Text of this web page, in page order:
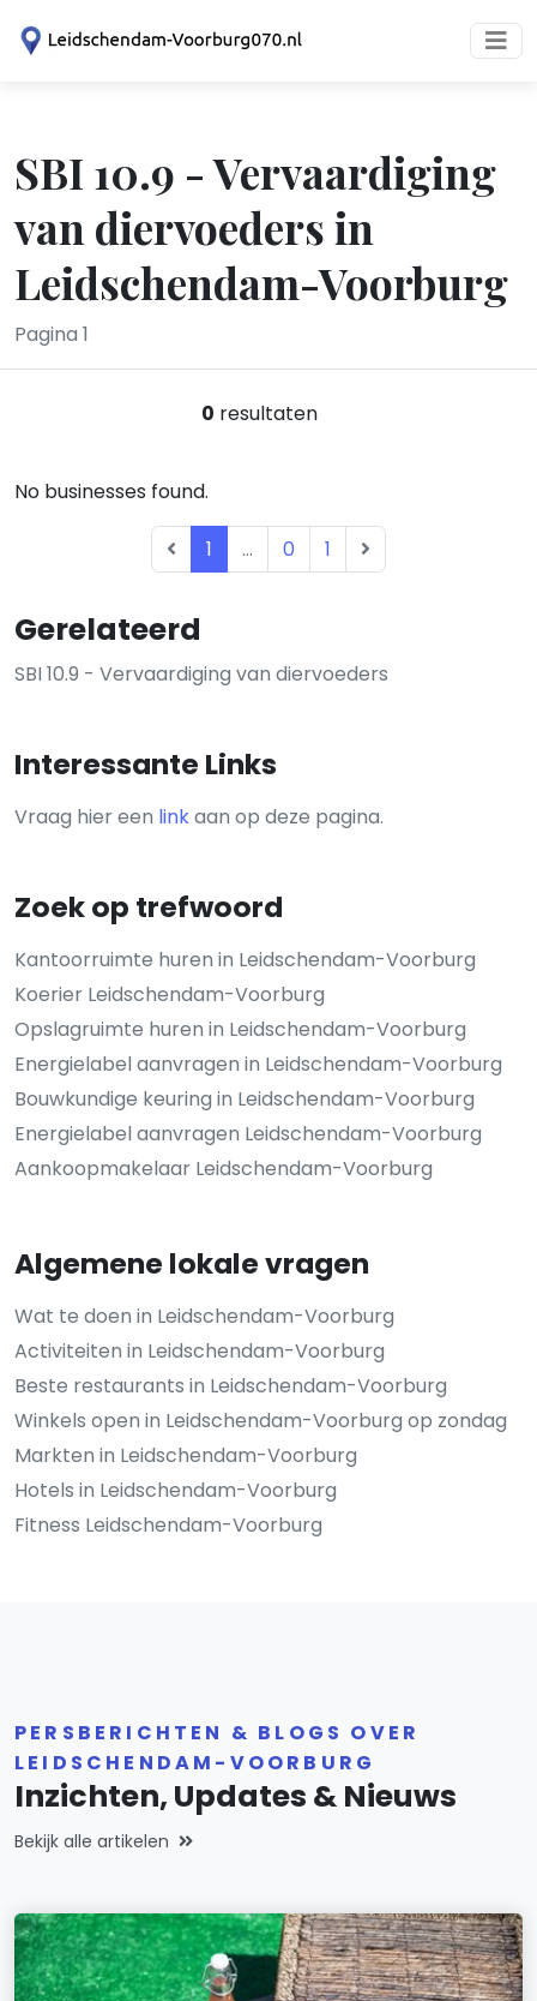
SBI 10.9 - Vervaardiging
van diervoeders in
Leidschendam-Voorburg
Pagina 1
Gerelateerd
SBI 10.9 - Vervaardiging van diervoeders
Interessante Links
Vraag hier een linkaan op deze pagina.
Zoek op trefwoord
Kantoorruimte huren in Leidschendam-Voorburg
Koerier Leidschendam-Voorburg
Opslagruimte huren in Leidschendam-Voorburg
Energielabel aanvragen in Leidschendam-Voorburg
Bouwkundige keuring in Leidschendam-Voorburg
Energielabel aanvragen Leidschendam-Voorburg
Aankoopmakelaar Leidschendam-Voorburg
Algemene lokale vragen
Wat te doen in Leidschendam-Voorburg
Activiteiten in Leidschendam-Voorburg
Beste restaurants in Leidschendam-Voorburg
Winkels open in Leidschendam-Voorburg op zondag
Markten in Leidschendam-Voorburg
Hotels in Leidschendam-Voorburg
Fitness Leidschendam-Voorburg
0 resultaten
No businesses found.
1 ... 0 1
PERSBERICHTEN & BLOGS OVER
LEIDSCHENDAM-VOORBURG
Inzichten, Updates & Nieuws
Bekijk alle artikelen